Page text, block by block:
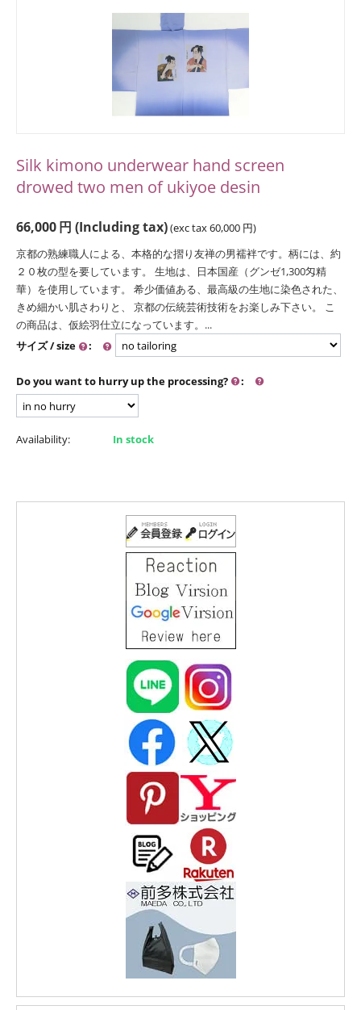
Silk kimono underwear hand screen
drowed two men of ukiyoe desin
66,000円 (Including tax)(exc tax60,000 円)
京都の熟練職人による、本格的な摺り友禅の男襦袢です。柄には、約
２０枚の型を要しています。 生地は、日本国産（グンゼ1,300匁精
華）を使用しています。 希少価値ある、最高級の生地に染色された、
きめ細かい肌さわりと、 京都の伝統芸術技術をお楽しみ下さい。 こ
の商品は、仮絵羽仕立になっています。...
サイズ / size
:
Do you want to hurry up the processing? :
Availability: In stock